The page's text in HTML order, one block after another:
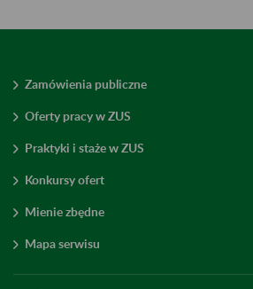
Zamówienia publiczne
Oferty pracy w ZUS
Praktyki i staże w ZUS
Konkursy ofert
Mienie zbędne
Mapa serwisu